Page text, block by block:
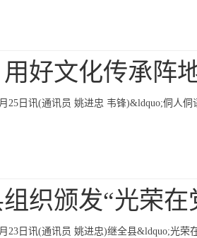
好文化传承阵
25日讯(通讯员 姚进忠 韦锋)&ldquo;侗人
织颁发“光荣在
23日讯(通讯员 姚进忠)继全县&ldquo;光